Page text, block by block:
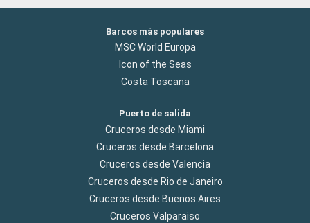
Barcos más populares
MSC World Europa
Icon of the Seas
Costa Toscana
Puerto de salida
Cruceros desde Miami
Cruceros desde Barcelona
Cruceros desde Valencia
Cruceros desde Rio de Janeiro
Cruceros desde Buenos Aires
Cruceros Valparaiso